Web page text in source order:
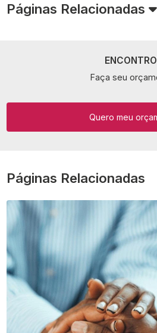
Páginas Relacionadas
Faça seu
Quero meu
Páginas Relacionadas